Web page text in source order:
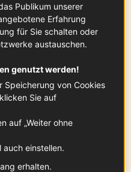
Poitou AOP
Publikum unserer
Erfahrung
für Sie schalten oder
austauschen.
genutzt werden!
Speicherung von Cookies
Sie auf
auf „Weiter ohne
auch einstellen.
erhalten.